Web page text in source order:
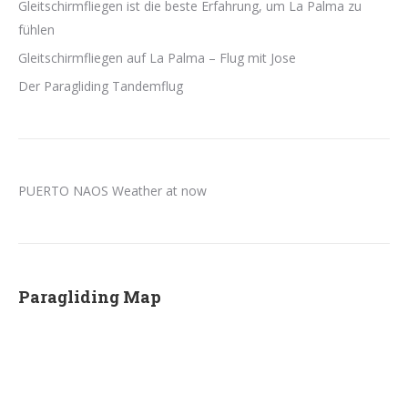
Gleitschirmfliegen ist die beste Erfahrung, um La Palma zu
fühlen
Gleitschirmfliegen auf La Palma – Flug mit Jose
Der Paragliding Tandemflug
PUERTO NAOS Weather at now
Paragliding Map